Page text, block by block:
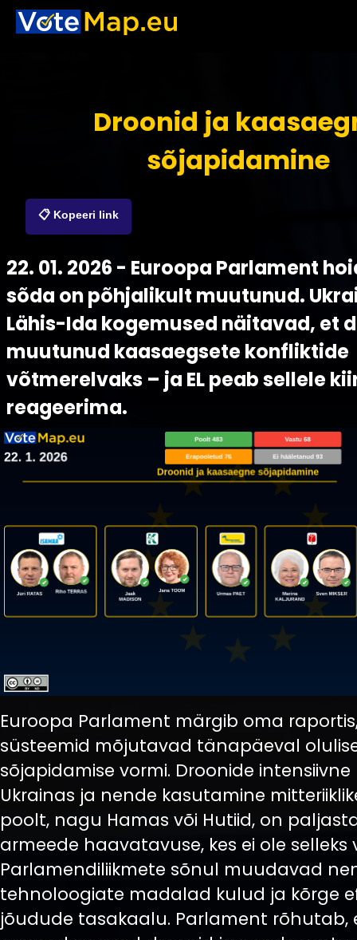
Droonid ja
sõjapidamine
📋 Kopeeri link
22. 01. 2026 - Euroopa Parlament
sõda on põhjalikult muutunud.
Lähis-Ida kogemused näitavad, et
muutunud kaasaegsete konfliktide
võtmerelvaks – ja EL peab sellele
reageerima.
Euroopa Parlament märgib oma
süsteemid mõjutavad tänapäeval
sõjapidamise vormi. Droonide
Ukrainas ja nende kasutamine
poolt, nagu Hamas või Hutiid, on
armeede haavatavuse, kes ei ole selleks
Parlamendiliikmete sõnul muudavad
tehnoloogiate madalad kulud ja kõrge
jõudude tasakaalu. Parlament rõhutab,